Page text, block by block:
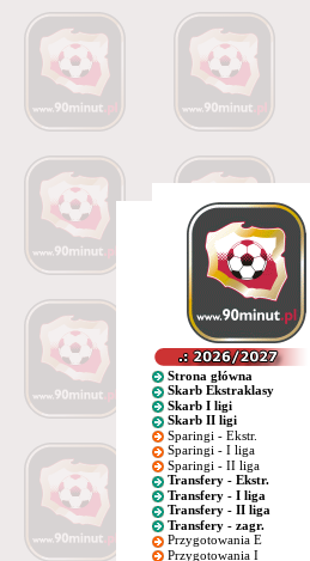
Strona główna
Skarb Ekstraklasy
Skarb I ligi
Skarb II ligi
Sparingi - Ekstr.
Sparingi - I liga
Sparingi - II liga
Transfery - Ekstr.
Transfery - I liga
Transfery - II liga
Transfery - zagr.
Przygotowania E
Przygotowania I